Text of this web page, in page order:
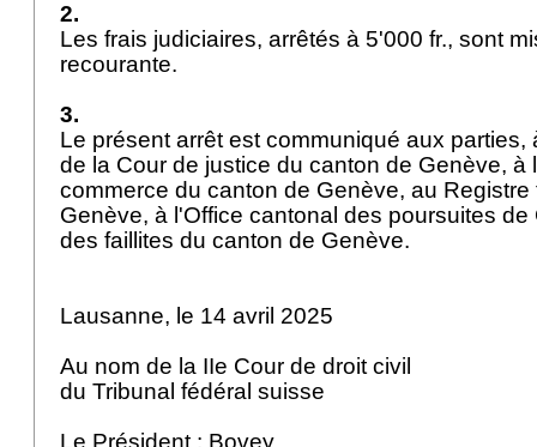
2.
Les frais judiciaires, arrêtés à 5'000 fr., sont
recourante.
3.
Le présent arrêt est communiqué aux parties,
de la Cour de justice du canton de Genève, à
commerce du canton de Genève, au
Genève, à l'Office cantonal des poursuites
des faillites du canton de Genève.
Lausanne, le 14 avril 2025
Au nom de la IIe Cour de droit civil
du Tribunal fédéral suisse
Le Président : Bovey